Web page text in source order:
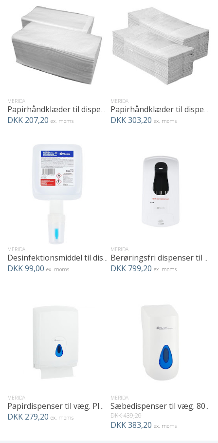
MERIDA
Papirhåndklæder til dispenser, tynde. 4000 stk.
DKK 207,20 ex. moms
MERIDA
Papirhåndklæder til dispenser. 4000 stk.
DKK 303,20 ex. moms
MERIDA
Desinfektionsmiddel til dispenser - 1000ml
DKK 99,00 ex. moms
MERIDA
Berøringsfri dispenser til hånddesinficering i hvid
DKK 799,20 ex. moms
MERIDA
Papirdispenser til væg. Plads til 500 stk. papirhåndklæder
DKK 279,20 ex. moms
MERIDA
Sæbedispenser til væg. 800 ml.
DKK 439,20
DKK 383,20 ex. moms